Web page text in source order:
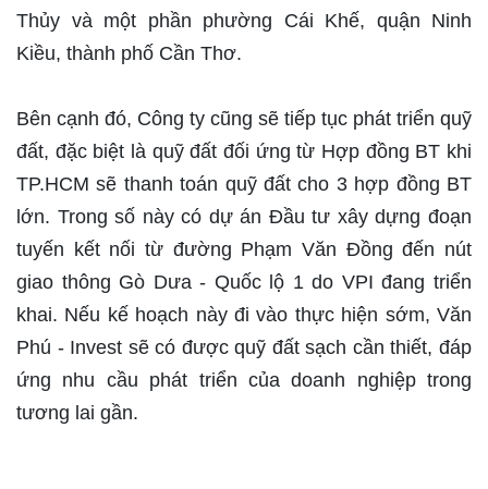
Thủy và một phần phường Cái Khế, quận Ninh
Kiều, thành phố Cần Thơ.
Bên cạnh đó, Công ty cũng sẽ tiếp tục phát triển quỹ
đất, đặc biệt là quỹ đất đối ứng từ Hợp đồng BT khi
TP.HCM sẽ thanh toán quỹ đất cho 3 hợp đồng BT
lớn. Trong số này có dự án Đầu tư xây dựng đoạn
tuyến kết nối từ đường Phạm Văn Đồng đến nút
giao thông Gò Dưa - Quốc lộ 1 do VPI đang triển
khai. Nếu kế hoạch này đi vào thực hiện sớm, Văn
Phú - Invest sẽ có được quỹ đất sạch cần thiết, đáp
ứng nhu cầu phát triển của doanh nghiệp trong
tương lai gần.